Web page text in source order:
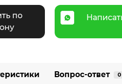
по
Вопрос-ответ 0